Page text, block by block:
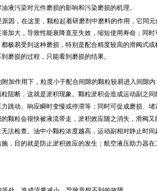
液污染对元件磨损的影响和污染磨损的机理。
因，在这里，颗粒起着研磨剂中磨料的作用，它同
加大，导致性能衰降直至失效，缩短使用寿命；同
极易受到这种磨损，特别是配合精度较高的滑阀式
磨损的过程，只能看到磨损的结果。
加作用下，粒度小于配合间隙的颗粒较易进入间隙
阻断，这就是淤积现象。颗粒淤积会造成运动副之
跳动、响应瞬时变慢或停滞等；同时可促成磨损、
颗粒会很快被液流带走，淤积效应随之消失，滑阀
法检查。油中小颗粒浓度越高，运动副相对静止时
，目的就是防止淤积效应的发生；航空液压助力器